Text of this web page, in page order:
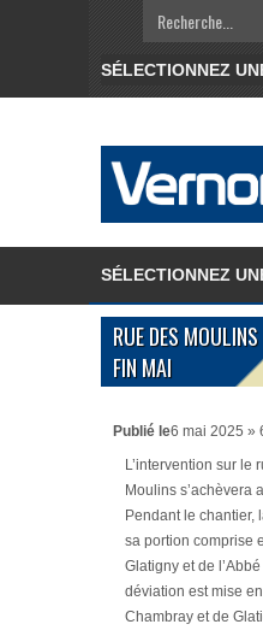
RUE DES
FIN MAI
Publié le6 mai 2025 »
L’intervention sur le
Moulins s’achèvera
Pendant le chantier,
sa portion comprise
Glatigny et de
déviation est mise
Chambray et de